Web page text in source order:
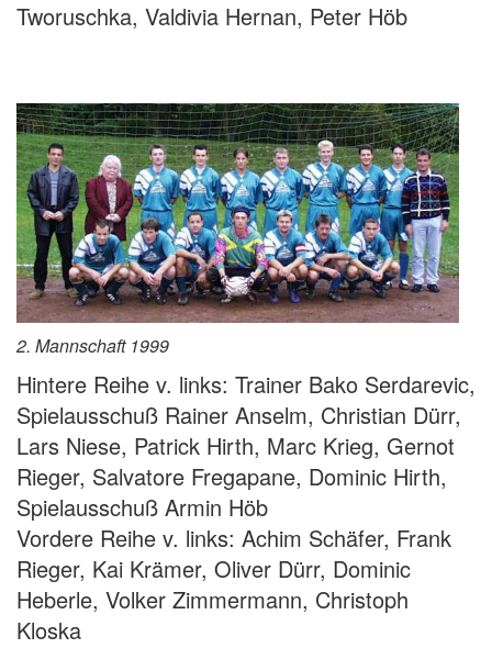
Tworuschka, Valdivia Hernan, Peter Höb
2. Mannschaft 1999
Hintere Reihe v. links: Trainer Bako Serdarevic,
Spielausschuß Rainer Anselm, Christian Dürr,
Lars Niese, Patrick Hirth, Marc Krieg, Gernot
Rieger, Salvatore Fregapane, Dominic Hirth,
Spielausschuß Armin Höb
Vordere Reihe v. links: Achim Schäfer, Frank
Rieger, Kai Krämer, Oliver Dürr, Dominic
Heberle, Volker Zimmermann, Christoph
Kloska